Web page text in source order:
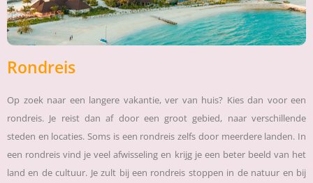
Rondreis
Op zoek naar een langere vakantie, ver van huis? Kies dan voor een
rondreis. Je reist dan af door een groot gebied, naar verschillende
steden en locaties. Soms is een rondreis zelfs door meerdere landen. In
een rondreis vind je veel afwisseling en krijg je een beter beeld van het
land en de cultuur. Je zult bij een rondreis stoppen in de natuur en bij